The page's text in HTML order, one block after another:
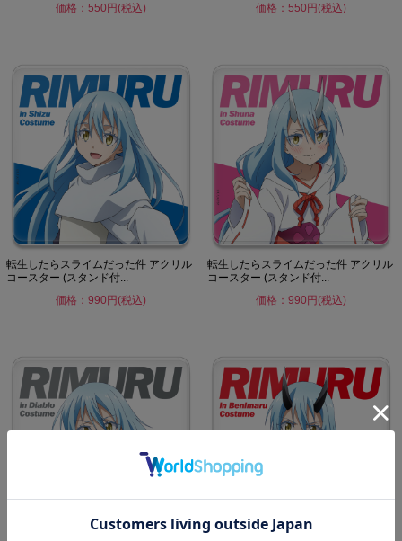
価格：550円(税込)
価格：550円(税込)
転生したらスライムだった件 アクリル
コースター (スタンド付...
価格：990円(税込)
転生したらスライムだった件 アクリル
コースター (スタンド付...
価格：990円(税込)